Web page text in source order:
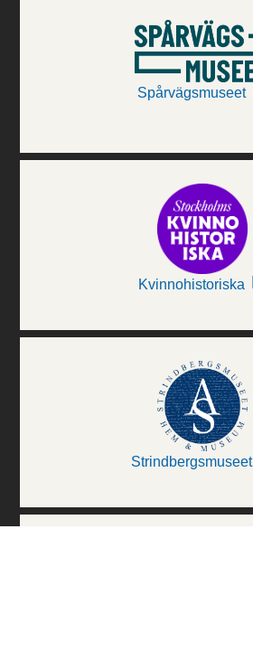
Spårvägsmuseet
Kvinnohistoriska
Strindbergsmuseet